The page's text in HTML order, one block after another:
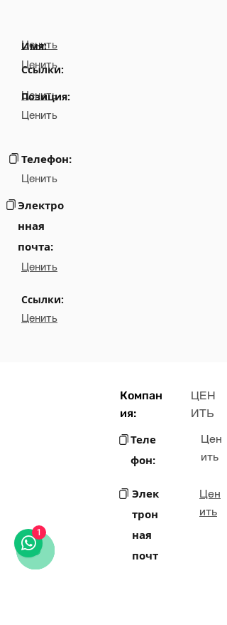
Ценить
Ссылки:
Ценить
Имя:
Ценить
Позиция:
Ценить
Телефон:
Ценить
Электро
нная
почта:
Ценить
Ссылки:
Ценить
Компан
ия:
ЦЕН
ИТЬ
Теле
фон:
Цен
ить
Элек
трон
ная
почт
Цен
ить
1